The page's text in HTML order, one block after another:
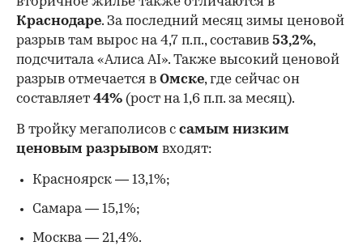
Краснодаре. За последний месяц зимы ценовой
разрыв там вырос на 4,7 п.п., составив 53,2%,
подсчитала «Алиса AI». Также высокий ценовой
разрыв отмечается в Омске, где сейчас он
составляет 44% (рост на 1,6 п.п. за месяц).
В тройку мегаполисов c самым низким
ценовым разрывом входят:
Красноярск — 13,1%;
Самара — 15,1%;
Москва — 21,4%.